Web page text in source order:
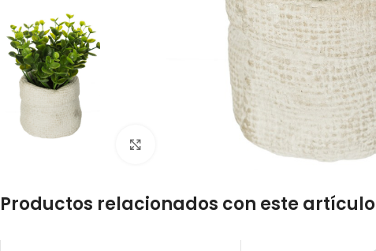
Productos relacionados con este artículo